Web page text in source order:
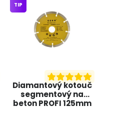
Diamantový kotouč
segmentový na
beton PROFI 125mm
TIP